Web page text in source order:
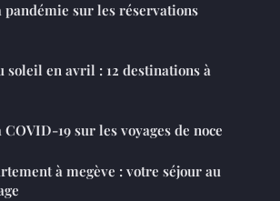
pandémie sur les réservations
soleil en avril : 12 destinations à
19 sur les voyages de noce
à megève : votre séjour au